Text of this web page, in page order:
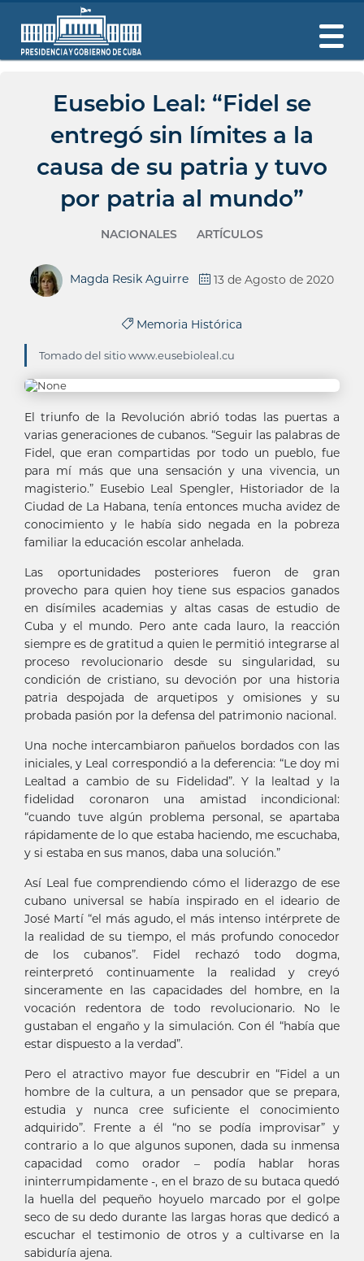
Eusebio Leal: “Fidel se
entregó sin límites a la
causa de su patria y tuvo
por patria al mundo”
NACIONALES ARTÍCULOS
Magda Resik Aguirre 13 de Agosto de 2020
Memoria Histórica
Tomado del sitio www.eusebioleal.cu
El triunfo de la Revolución abrió todas las puertas a
varias generaciones de cubanos. “Seguir las palabras de
Fidel, que eran compartidas por todo un pueblo, fue
para mí más que una sensación y una vivencia, un
magisterio.” Eusebio Leal Spengler, Historiador de la
Ciudad de La Habana, tenía entonces mucha avidez de
conocimiento y le había sido negada en la pobreza
familiar la educación escolar anhelada.
Las oportunidades posteriores fueron de gran
provecho para quien hoy tiene sus espacios ganados
en disímiles academias y altas casas de estudio de
Cuba y el mundo. Pero ante cada lauro, la reacción
siempre es de gratitud a quien le permitió integrarse al
proceso revolucionario desde su singularidad, su
condición de cristiano, su devoción por una historia
patria despojada de arquetipos y omisiones y su
probada pasión por la defensa del patrimonio nacional.
Una noche intercambiaron pañuelos bordados con las
iniciales, y Leal correspondió a la deferencia: “Le doy mi
Lealtad a cambio de su Fidelidad”. Y la lealtad y la
fidelidad coronaron una amistad incondicional:
“cuando tuve algún problema personal, se apartaba
rápidamente de lo que estaba haciendo, me escuchaba,
y si estaba en sus manos, daba una solución.”
Así Leal fue comprendiendo cómo el liderazgo de ese
cubano universal se había inspirado en el ideario de
José Martí “el más agudo, el más intenso intérprete de
la realidad de su tiempo, el más profundo conocedor
de los cubanos”. Fidel rechazó todo dogma,
reinterpretó continuamente la realidad y creyó
sinceramente en las capacidades del hombre, en la
vocación redentora de todo revolucionario. No le
gustaban el engaño y la simulación. Con él “había que
estar dispuesto a la verdad”.
Pero el atractivo mayor fue descubrir en “Fidel a un
hombre de la cultura, a un pensador que se prepara,
estudia y nunca cree suficiente el conocimiento
adquirido”. Frente a él “no se podía improvisar” y
contrario a lo que algunos suponen, dada su inmensa
capacidad como orador – podía hablar horas
ininterrumpidamente -, en el brazo de su butaca quedó
la huella del pequeño hoyuelo marcado por el golpe
seco de su dedo durante las largas horas que dedicó a
escuchar el testimonio de otros y a cultivarse en la
sabiduría ajena.